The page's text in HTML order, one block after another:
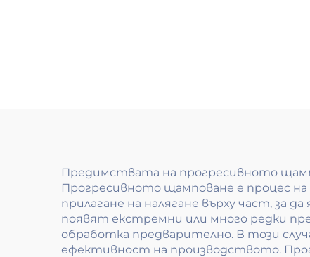
Предимствата на прогресивното
Прогресивното щамповане е процес
прилагане на налягане върху част, за
появят екстремни или много редки
обработка предварително. В този
ефективност на производството.